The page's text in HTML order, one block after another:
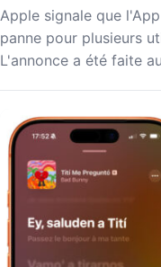
Apple signale que
panne pour plusieurs
L'annonce a été faite